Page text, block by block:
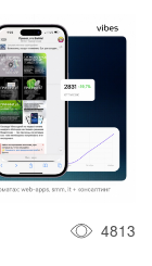
4813